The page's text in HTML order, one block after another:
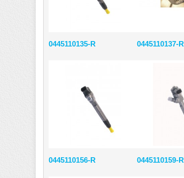
0445110135-R 0445110137-R
0445110156-R 0445110159-R